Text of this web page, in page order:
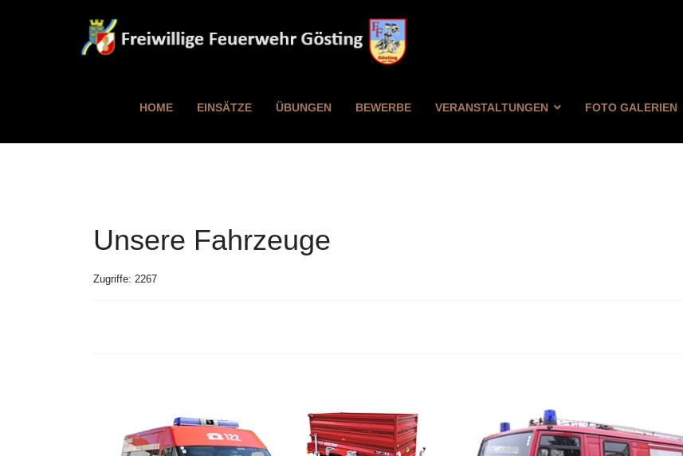
HOME EINSÄTZE ÜBUNGEN BEWERBE VERANSTALTUNGEN FOTO GALERIEN
Unsere Fahrzeuge
Zugriffe: 2267